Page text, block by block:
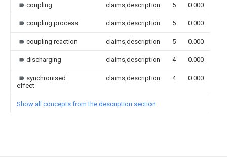
coupling claims,description 5 0.000
coupling process claims,description 5 0.000
coupling reaction claims,description 5 0.000
discharging claims,description 4 0.000
synchronised
effect
claims,description 4 0.000
Show all concepts from the description section